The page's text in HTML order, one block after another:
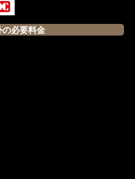
必要料金